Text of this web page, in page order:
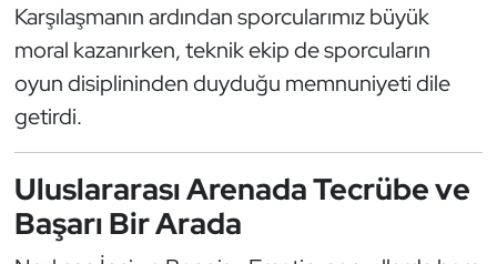
Karşılaşmanın ardından sporcularımız büyük
moral kazanırken, teknik ekip de sporcuların
oyun disiplininden duyduğu memnuniyeti dile
getirdi.
Uluslararası Arenada Tecrübe ve
Başarı Bir Arada
Halter
Hava Sporları
İşitme Engelli Sporcular
Judo ve Kuraş